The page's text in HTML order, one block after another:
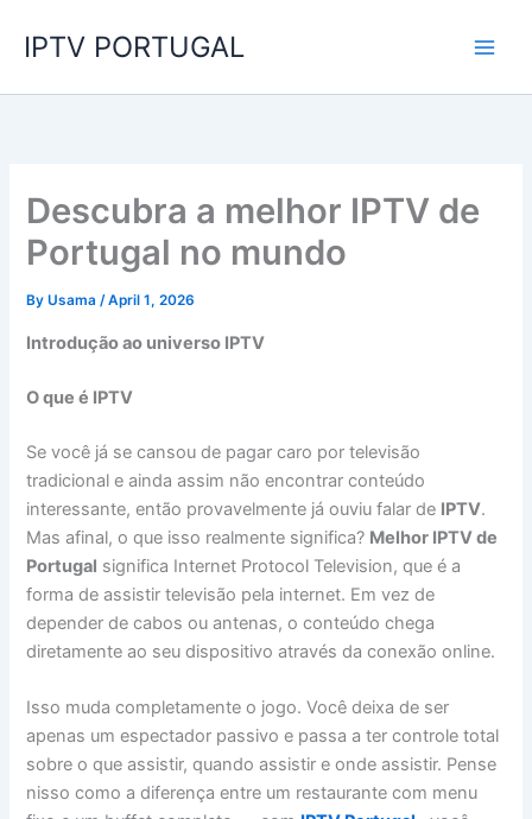
IPTV PORTUGAL
Descubra a melhor IPTV de
Portugal no mundo
ByUsama/April 1, 2026
Introdução ao universo IPTV
O que é IPTV
Se você já se cansou de pagar caro por televisão
tradicional e ainda assim não encontrar conteúdo
interessante, então provavelmente já ouviu falar de IPTV.
Mas afinal, o que isso realmente significa? Melhor IPTV de
Portugal significa Internet Protocol Television, que é a
forma de assistir televisão pela internet. Em vez de
depender de cabos ou antenas, o conteúdo chega
diretamente ao seu dispositivo através da conexão online.
Isso muda completamente o jogo. Você deixa de ser
apenas um espectador passivo e passa a ter controle total
sobre o que assistir, quando assistir e onde assistir. Pense
nisso como a diferença entre um restaurante com menu